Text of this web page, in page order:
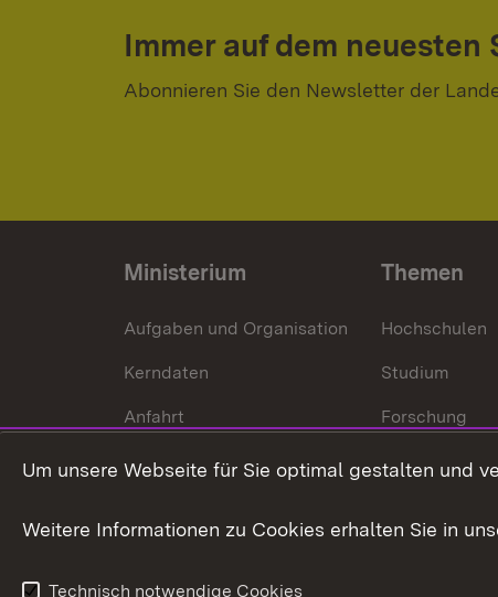
Immer auf dem neuesten
Abonnieren Sie den Newsletter der
Ministerium
Aufgaben und Organisation
Kerndaten
Anfahrt
Themen
Hochschulen
Studium
Forschung
Internationales
Um unsere Webseite für Sie optimal gestalten und
Weitere Informationen zu Cookies erhalten Sie in
Technisch notwendige Cookies